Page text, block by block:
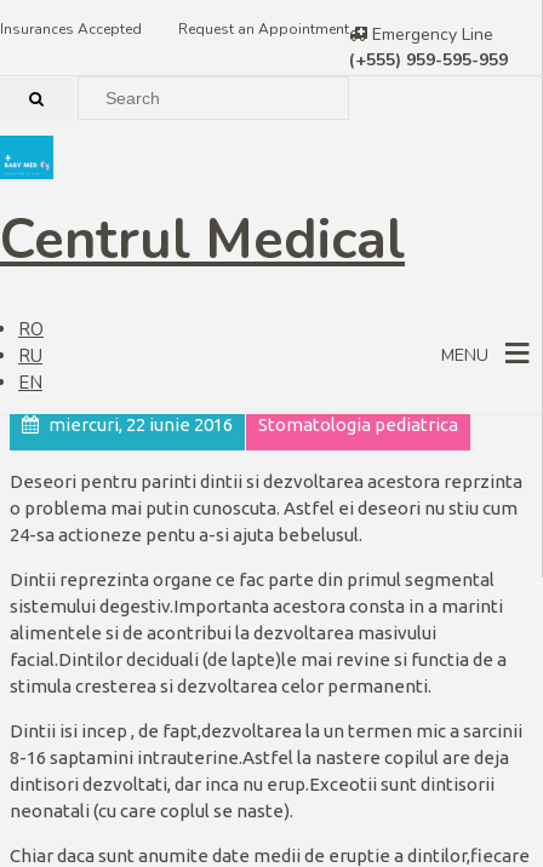
Insurances Accepted Request an Appointment
Emergency Line
(+555) 959-595-959
Centrul Medical
MENU
RO
RU
EN
Dezvoltarea dinților
miercuri, 22 iunie 2016 Stomatologia pediatrica
Deseori pentru parinti dintii si dezvoltarea acestora reprzinta
o problema mai putin cunoscuta. Astfel ei deseori nu stiu cum
24-sa actioneze pentu a-si ajuta bebelusul.
Dintii reprezinta organe ce fac parte din primul segmental
sistemului degestiv.Importanta acestora consta in a marinti
alimentele si de acontribui la dezvoltarea masivului
facial.Dintilor deciduali (de lapte)le mai revine si functia de a
stimula cresterea si dezvoltarea celor permanenti.
Dintii isi incep , de fapt,dezvoltarea la un termen mic a sarcinii
8-16 saptamini intrauterine.Astfel la nastere copilul are deja
dintisori dezvoltati, dar inca nu erup.Exceotii sunt dintisorii
neonatali (cu care coplul se naste).
Chiar daca sunt anumite date medii de eruptie a dintilor,fiecare